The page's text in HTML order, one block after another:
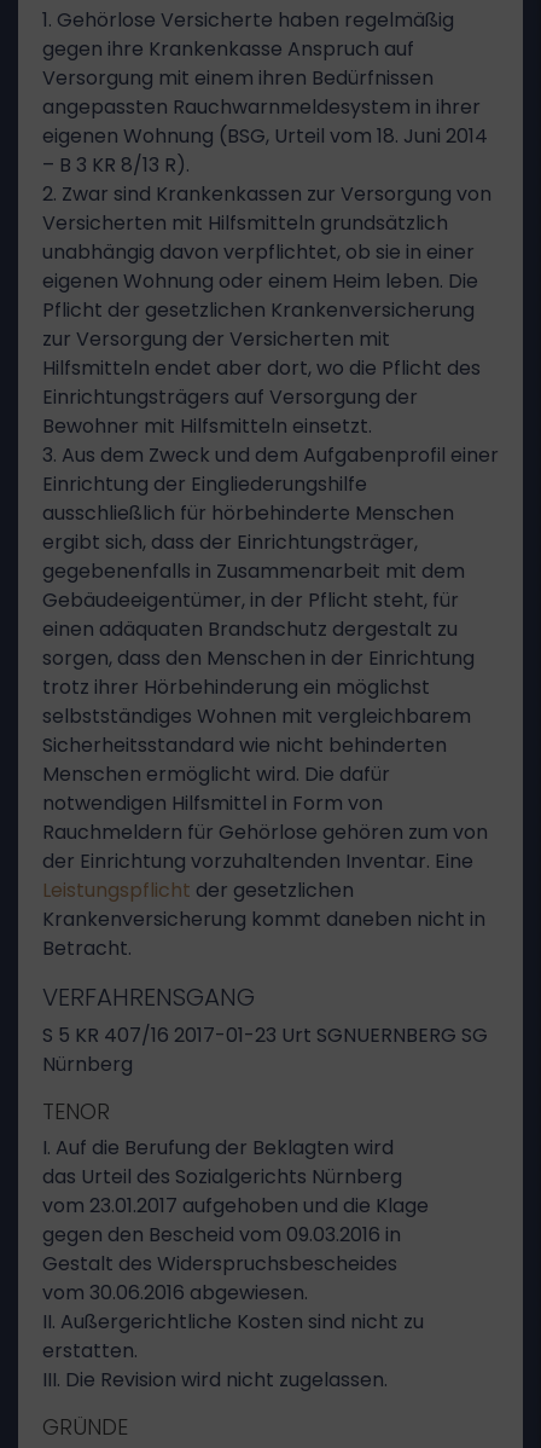
1. Gehörlose Versicherte haben regelmäßig
gegen ihre Krankenkasse Anspruch auf
Versorgung mit einem ihren Bedürfnissen
angepassten Rauchwarnmeldesystem in ihrer
eigenen Wohnung (BSG, Urteil vom 18. Juni 2014
– B 3 KR 8/13 R).
2. Zwar sind Krankenkassen zur Versorgung von
Versicherten mit Hilfsmitteln grundsätzlich
unabhängig davon verpflichtet, ob sie in einer
eigenen Wohnung oder einem Heim leben. Die
Pflicht der gesetzlichen Krankenversicherung
zur Versorgung der Versicherten mit
Hilfsmitteln endet aber dort, wo die Pflicht des
Einrichtungsträgers auf Versorgung der
Bewohner mit Hilfsmitteln einsetzt.
3. Aus dem Zweck und dem Aufgabenprofil einer
Einrichtung der Eingliederungshilfe
ausschließlich für hörbehinderte Menschen
ergibt sich, dass der Einrichtungsträger,
gegebenenfalls in Zusammenarbeit mit dem
Gebäudeeigentümer, in der Pflicht steht, für
einen adäquaten Brandschutz dergestalt zu
sorgen, dass den Menschen in der Einrichtung
trotz ihrer Hörbehinderung ein möglichst
selbstständiges Wohnen mit vergleichbarem
Sicherheitsstandard wie nicht behinderten
Menschen ermöglicht wird. Die dafür
notwendigen Hilfsmittel in Form von
Rauchmeldern für Gehörlose gehören zum von
der Einrichtung vorzuhaltenden Inventar. Eine
Leistungspflicht der gesetzlichen
Krankenversicherung kommt daneben nicht in
Betracht.
VERFAHRENSGANG
S 5 KR 407/16 2017-01-23 Urt SGNUERNBERG SG
Nürnberg
TENOR
I. Auf die Berufung der Beklagten wird
das Urteil des Sozialgerichts Nürnberg
vom 23.01.2017 aufgehoben und die Klage
gegen den Bescheid vom 09.03.2016 in
Gestalt des Widerspruchsbescheides
vom 30.06.2016 abgewiesen.
II. Außergerichtliche Kosten sind nicht zu
erstatten.
III. Die Revision wird nicht zugelassen.
GRÜNDE